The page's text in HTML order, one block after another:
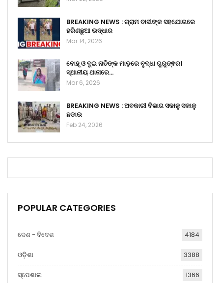
BREAKING NEWS : ଗ୍ରାମ ବାସୀଙ୍କ ସହଯୋଗରେ
ହରିଣଛୁଆ ଉଦ୍ଧାର
Mar 14, 2026
ବୋହୂ ଓ ଦୁଇ ନାତିଙ୍କ ମାଡ଼ରେ ବୃଦ୍ଧା ଗୁରୁତ୍ଵର।
ସ୍ଥାନୀୟ ଥାନାରେ…
Mar 6, 2026
BREAKING NEWS : ଅବକାରୀ ବିଭାଗ ସକାଳୁ ସକାଳୁ
ଛଡାଉ
Feb 24, 2026
POPULAR CATEGORIES
ଦେଶ - ବିଦେଶ 4184
ଓଡ଼ିଶା 3388
ସ୍ପେଶାଲ 1366